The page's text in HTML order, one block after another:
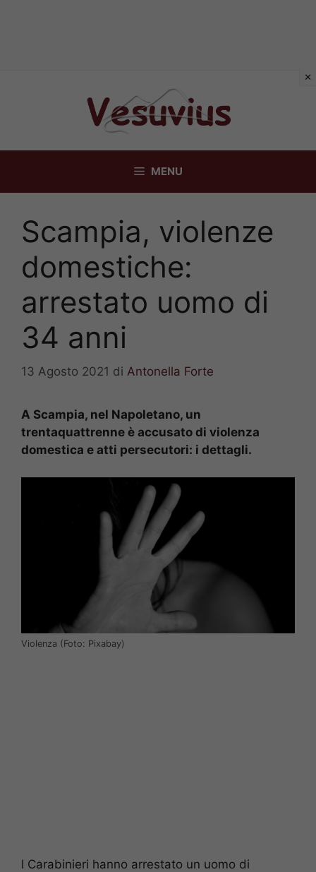
MENU
Scampia, violenze
domestiche:
arrestato uomo di
34 anni
13 Agosto 2021 di Antonella Forte
A Scampia, nel Napoletano, un
trentaquattrenne è accusato di violenza
domestica e atti persecutori: i dettagli.
Violenza (Foto: Pixabay)
I Carabinieri hanno arrestato un uomo di